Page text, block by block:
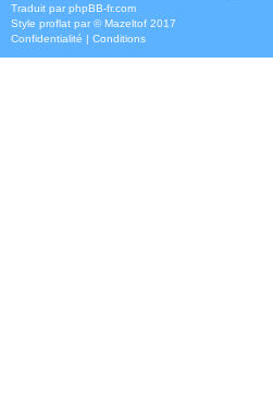
Traduit par phpBB-fr.com
Style proflat par ©Mazeltof 2017
Confidentialité | Conditions